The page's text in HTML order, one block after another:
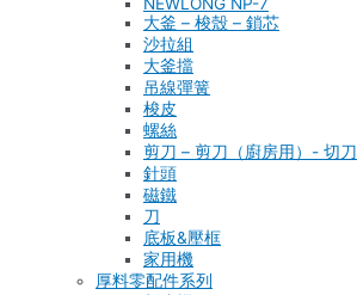
NEWLONG NP-7
大釜 – 梭殼 – 鎖芯
沙拉組
大釜擋
吊線彈簧
梭皮
螺絲
剪刀 – 剪刀（廚房用）- 切刀
針頭
磁鐵
刀
底板&壓框
家用機
厚料零配件系列